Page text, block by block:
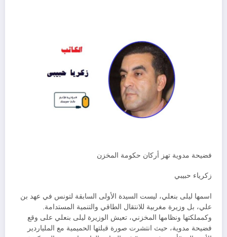
فضيحة مدوية تهز أركان حكومة المخزن
زكرياء حبيبي
اسمها ليلى بنعلي، ليست السيدة الأولى السابقة لتونس في عهد بن
علي، بل وزيرة مغربية للانتقال الطاقي والتنمية المستدامة.
وكمملكتها ونظامها المخزني، تعيش الوزيرة ليلى بنعلي على وقع
فضيحة مدوية، حيث انتشرت صورة قبلتها الحميمية مع الملياردير